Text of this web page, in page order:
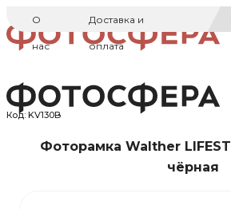
О
нас
Доставка и
оплата
Код: KV130B
Фоторамка Walther
чёрная